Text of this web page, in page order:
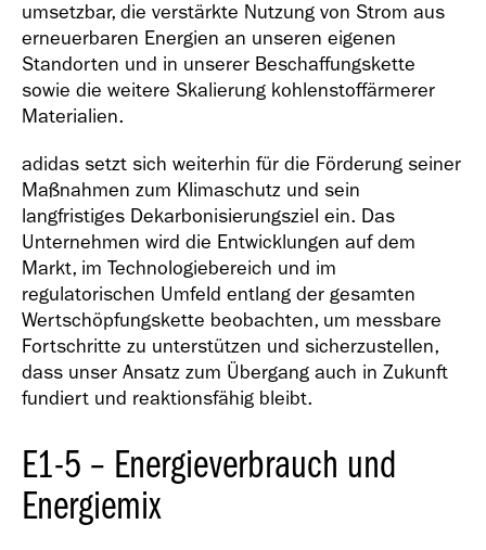
umsetzbar, die verstärkte Nutzung von Strom aus
erneuerbaren Energien an unseren eigenen
Standorten und in unserer Beschaffungskette
sowie die weitere Skalierung kohlenstoffärmerer
Materialien.
adidas setzt sich weiterhin für die Förderung seiner
Maßnahmen zum Klimaschutz und sein
langfristiges Dekarbonisierungsziel ein. Das
Unternehmen wird die Entwicklungen auf dem
Markt, im Technologiebereich und im
regulatorischen Umfeld entlang der gesamten
Wertschöpfungskette beobachten, um messbare
Fortschritte zu unterstützen und sicherzustellen,
dass unser Ansatz zum Übergang auch in Zukunft
fundiert und reaktionsfähig bleibt.
E1-5 – Energieverbrauch und
Energiemix